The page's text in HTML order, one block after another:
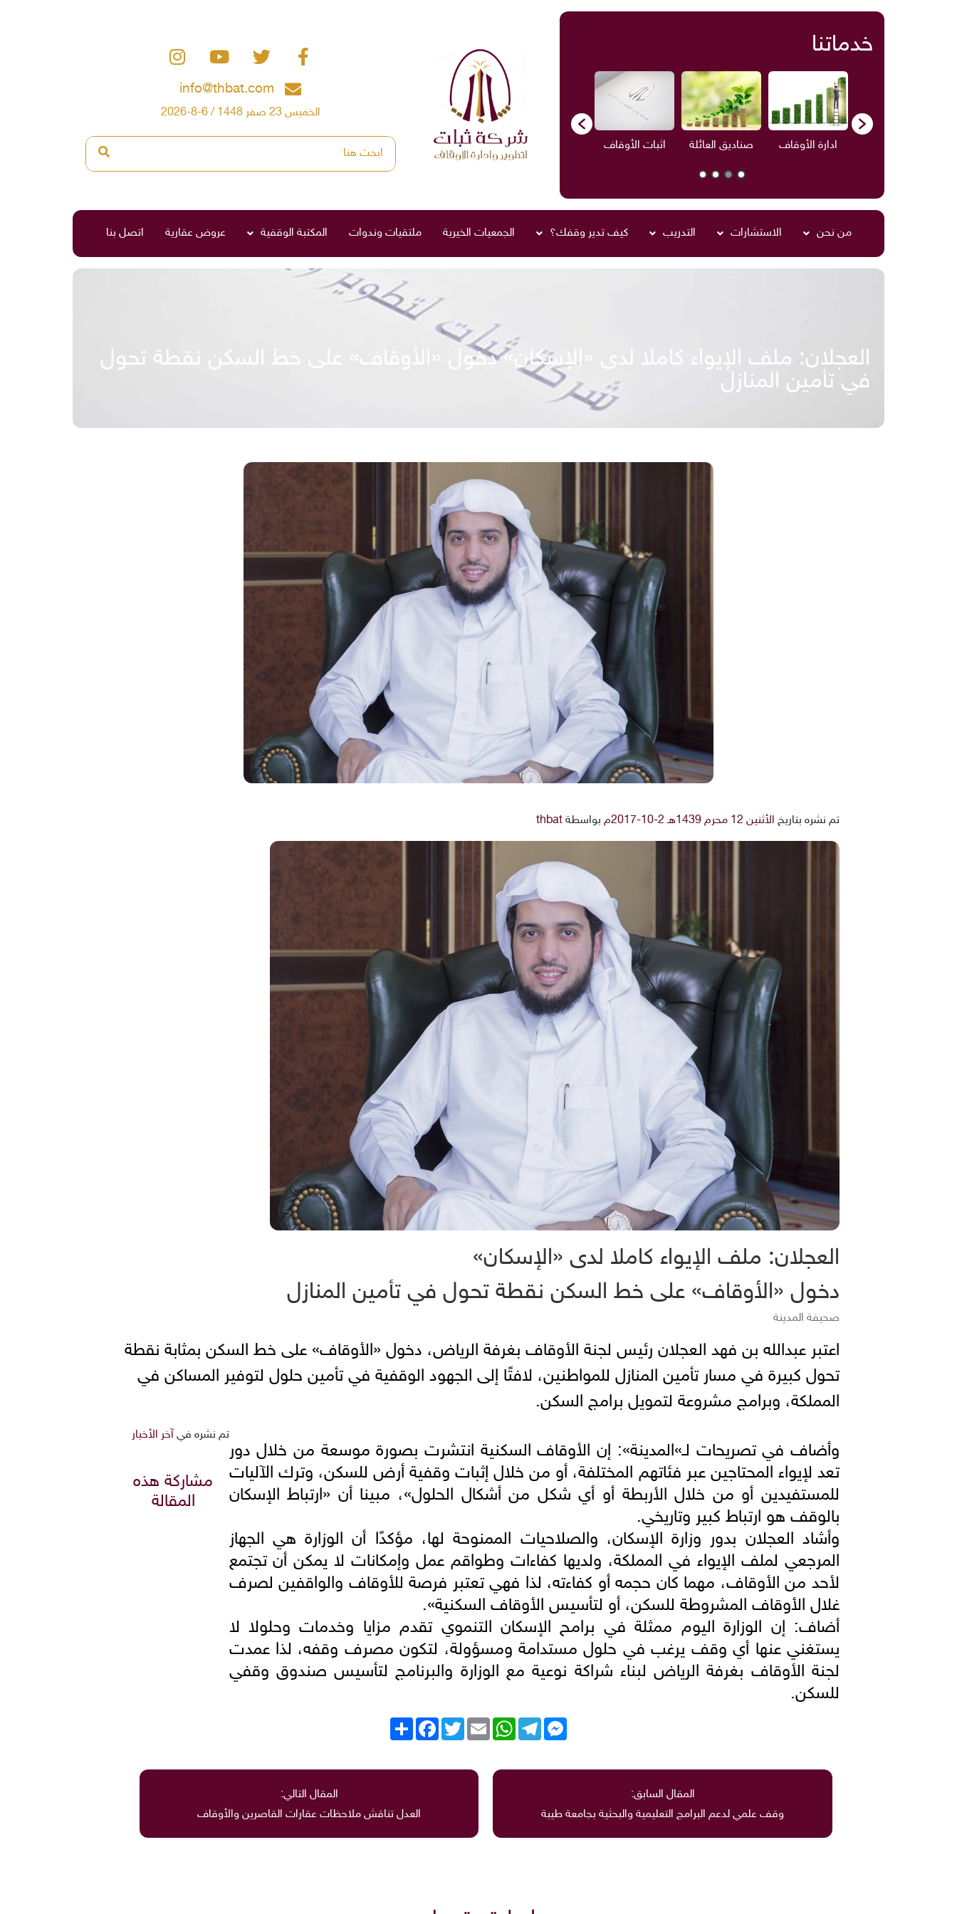
خدماتنا
ادارة الأوقاف صناديق العائلة اثبات الأوقاف الاستشارات ادارة الأوقاف صناديق العائلة
info@thbat.com
الخميس 23 صفر 1448 / 6-8-2026
من نحن الاستشارات التدريب كيف تدير وقفك؟ الجمعيات الخيرية ملتقيات وندوات المكتبة الوقفية عروض عقارية اتصل بنا
العجلان: ملف الإيواء كاملا لدى «الإسكان» دخول «الأوقاف» على خط السكن نقطة تحول
في تأمين المنازل
تم نشره بتاريخ الأثنين 12 محرم 1439هـ 2-10-2017م بواسطة thbat
العجلان: ملف الإيواء كاملا لدى «الإسكان»
دخول «الأوقاف» على خط السكن نقطة تحول في تأمين المنازل
صحيفة المدينة
اعتبر عبدالله بن فهد العجلان رئيس لجنة الأوقاف بغرفة الرياض، دخول «الأوقاف» على خط السكن بمثابة نقطة
تحول كبيرة في مسار تأمين المنازل للمواطنين، لافتًا إلى الجهود الوقفية في تأمين حلول لتوفير المساكن في
المملكة، وبرامج مشروعة لتمويل برامج السكن.
وأضاف في تصريحات لـ»المدينة»: إن الأوقاف السكنية انتشرت بصورة موسعة من خلال دور
تعد لإيواء المحتاجين عبر فئاتهم المختلفة، أو من خلال إثبات وقفية أرض للسكن، وترك الآليات
للمستفيدين أو من خلال الأربطة أو أي شكل من أشكال الحلول»، مبينا أن «ارتباط الإسكان
بالوقف هو ارتباط كبير وتاريخي.
وأشاد العجلان بدور وزارة الإسكان، والصلاحيات الممنوحة لها، مؤكدًا أن الوزارة هي الجهاز
المرجعي لملف الإيواء في المملكة، ولديها كفاءات وطواقم عمل وإمكانات لا يمكن أن تجتمع
لأحد من الأوقاف، مهما كان حجمه أو كفاءته، لذا فهي تعتبر فرصة للأوقاف والواقفين لصرف
غلال الأوقاف المشروطة للسكن، أو لتأسيس الأوقاف السكنية».
أضاف: إن الوزارة اليوم ممثلة في برامح الإسكان التنموي تقدم مزايا وخدمات وحلولا لا
يستغني عنها أي وقف يرغب في حلول مستدامة ومسؤولة، لتكون مصرف وقفه، لذا عمدت
لجنة الأوقاف بغرفة الرياض لبناء شراكة نوعية مع الوزارة والبرنامج لتأسيس صندوق وقفي
للسكن.
تم نشره في آخر الأخبار
مشاركة هذه
المقالة
انشر
FacebookTwitterEmail
WhatsAppTelegram
Messenger
المقال السابق:
وقف علمي لدعم البرامج التعليمية والبحثية بجامعة طيبة
المقال التالي:
العدل تناقش ملاحظات عقارات القاصرين والأوقاف